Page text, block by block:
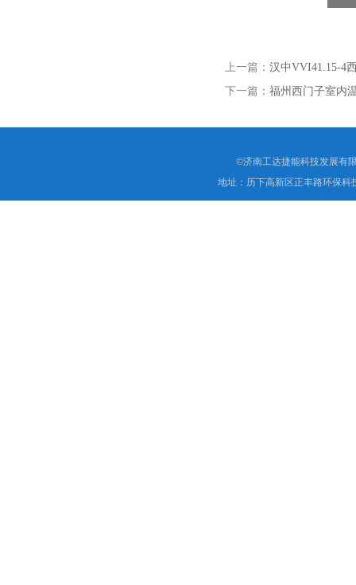
上一篇： 汉中VVI41.15-4
下一篇： 福州西门子室内
©济南工达捷能科技发展有
地址：历下高新区正丰路环保科